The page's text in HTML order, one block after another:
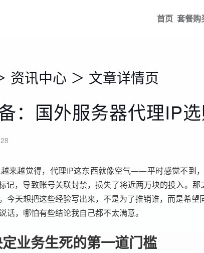
首页 套餐购
资讯中心 ＞ 文章详情页
：国外服务器代理IP
来越觉得，代理IP这东西就像空气——平时感觉不到
记，导致账号关联封禁，损失了将近两万块的投入。
今天想把这些经验写出来，不是为了推销谁，而是希
话，哪怕有些结论我自己都不太满意。
业务生死的第一道门槛